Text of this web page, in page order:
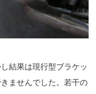
結果は現行型ブラケッ
ませんでした。若干の